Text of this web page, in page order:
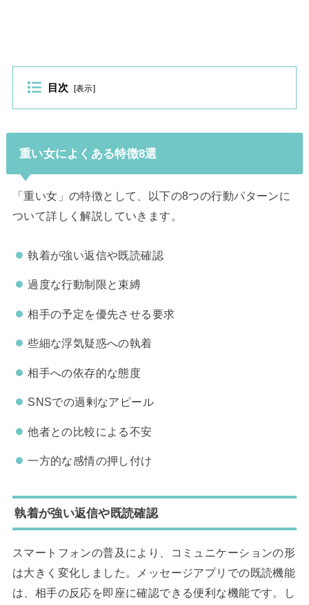
目次 [表示]
重い女によくある特徴8選
「重い女」の特徴として、以下の8つの行動パターンに
ついて詳しく解説していきます。
執着が強い返信や既読確認
過度な行動制限と束縛
相手の予定を優先させる要求
些細な浮気疑惑への執着
相手への依存的な態度
SNSでの過剰なアピール
他者との比較による不安
一方的な感情の押し付け
執着が強い返信や既読確認
スマートフォンの普及により、コミュニケーションの形
は大きく変化しました。メッセージアプリでの既読機能
は、相手の反応を即座に確認できる便利な機能です。し